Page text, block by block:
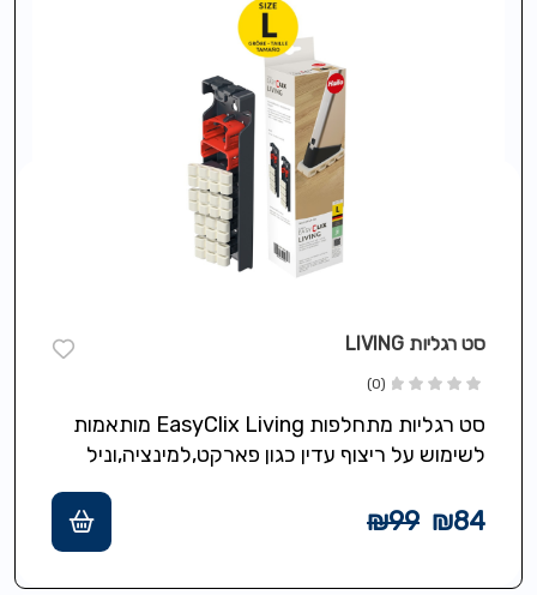
סט רגליות LIVING
(0)
סט רגליות מתחלפות EasyClix Living מותאמות
לשימוש על ריצוף עדין כגון פארקט,למינציה,וניל
₪99 ₪84